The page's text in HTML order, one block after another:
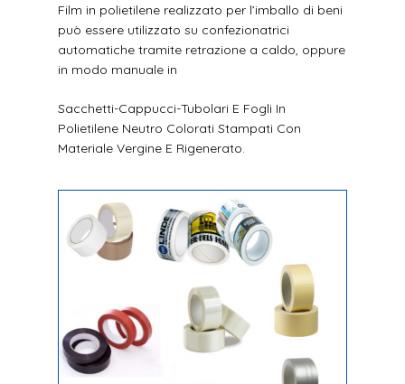
Film in polietilene realizzato per l’imballo di beni
può essere utilizzato su confezionatrici
automatiche tramite retrazione a caldo, oppure
in modo manuale in
Sacchetti-Cappucci-Tubolari E Fogli In
Polietilene Neutro Colorati Stampati Con
Materiale Vergine E Rigenerato.